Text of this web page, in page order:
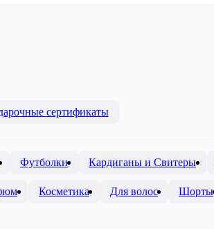
сертификаты
Футболки Кардиганы и Свитеры
Косметика Для волос Шорты